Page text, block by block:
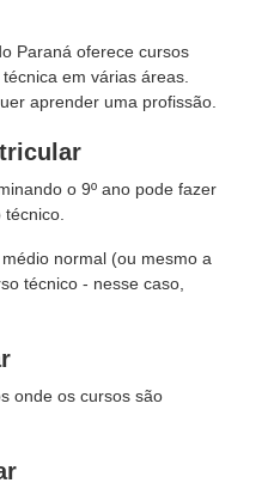
Paraná oferece cursos
em várias áreas.
aprender uma profissão.
o 9º ano pode fazer
normal (ou mesmo a
técnico - nesse caso,
onde os cursos são